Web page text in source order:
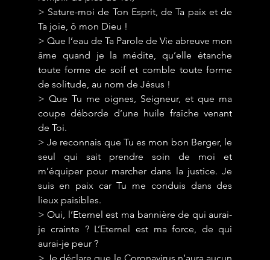
> Sature-moi de Ton Esprit, de Ta paix et de
Ta joie, ô mon Dieu !
> Que l’eau de Ta Parole de Vie abreuve mon
âme quand je la médite, qu’elle étanche
toute forme de soif et comble toute forme
de solitude, au nom de Jésus !
> Que Tu me oignes, Seigneur, et que ma
coupe déborde d’une huile fraîche venant
de Toi.
> Je reconnais que Tu es mon bon Berger, le
seul qui sait prendre soin de moi et
m’équiper pour marcher dans la justice. Je
suis en paix car Tu me conduis dans des
lieux paisibles.
> Oui, l’Eternel est ma bannière de qui aurai-
je crainte ? L’Eternel est ma force, de qui
aurai-je peur ?